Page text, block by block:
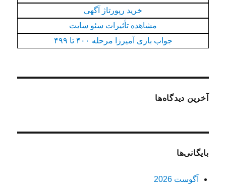
خرید رپورتاژ آگهی
مشاهده تأثیرات سئو سایت
جواب بازی آمیرزا مرحله ۴۰۰ تا ۴۹۹
آخرین دیدگاه‌ها
بایگانی‌ها
آگوست 2026